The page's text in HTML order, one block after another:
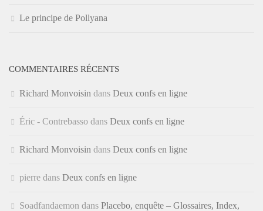
Le principe de Pollyana
COMMENTAIRES RÉCENTS
Richard Monvoisin dans Deux confs en ligne
Éric - Contrebasso dans Deux confs en ligne
Richard Monvoisin dans Deux confs en ligne
pierre dans Deux confs en ligne
Soadfandaemon dans Placebo, enquête – Glossaires, Index,